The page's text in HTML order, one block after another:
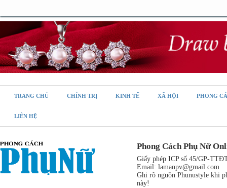
TRANG CHỦ CHÍNH TRỊ KINH TẾ XÃ HỘI PHONG
LIÊN HỆ
Phong Cách Phụ Nữ
Giấy phép ICP số 45/GP-
Email: lamanpv@gmail.com
Ghi rõ nguồn Phunustyle khi
này!